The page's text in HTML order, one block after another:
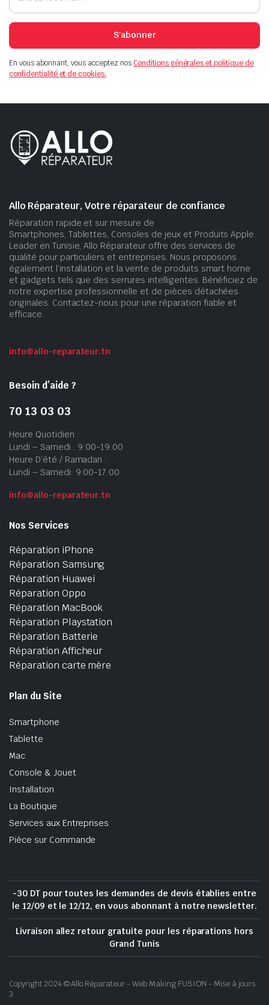
S'abonner
En vous abonnant, vous acceptez nosConditions générales et politique de
confidentialité et de cookies.
Allo Réparateur, Votre réparateur de confiance
Réparation rapide et sur mesure de
Smartphones, Tablettes, Consoles de jeux et Produits Apple.
Leader en Tunisie, Allo Réparateur offre des services de
qualité pour particuliers et entreprises. Nous proposons
également l’installation et la vente de produits smart home
et gadgets tels que des serrures intelligentes. Bénéficiez de
notre expertise professionnelle et de pièces détachées
originales. Contactez-nous pour une réparation fiable et
efficace.
info@allo-reparateur.tn
Besoin d’aide ?
70 13 03 03
Heure Quotidien :
Lundi – Samedi : 9:00-19:00
Heure D’été / Ramadan :
Lundi – Samedi: 9:00-17:00
info@allo-reparateur.tn
Nos Services
Réparation iPhone
Réparation Samsung
Réparation Huawei
Réparation Oppo
Réparation MacBook
Réparation Playstation
Réparation Batterie
Réparation Afficheur
Réparation carte mère
Plan du Site
Smartphone
Tablette
Mac
Console & Jouet
Installation
La Boutique
Services aux Entreprises
Pièce sur Commande
-30 DT pour toutes les demandes de devis établies entre
le 12/09 et le 12/12, en vous abonnant à notre newsletter.
Livraison allez retour gratuite pour les réparations hors
Grand Tunis
Copyright 2024 © Allo Réparateur - Web Making FUSION - Mise à jours
3